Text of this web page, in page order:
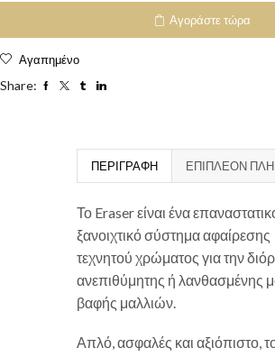
Αγοράστε τώρα
Αγαπημένο
Share:
ΠΕΡΙΓΡΑΦΉ ΕΠΙΠΛΈΟΝ
Το Eraser είναι ένα
ξανοιχτικό σύστημα αφαίρεσης
τεχνητού χρώματος για την
ανεπιθύμητης ή λανθασμένης
βαφής μαλλιών.
Απλό, ασφαλές και αξιόπιστο,